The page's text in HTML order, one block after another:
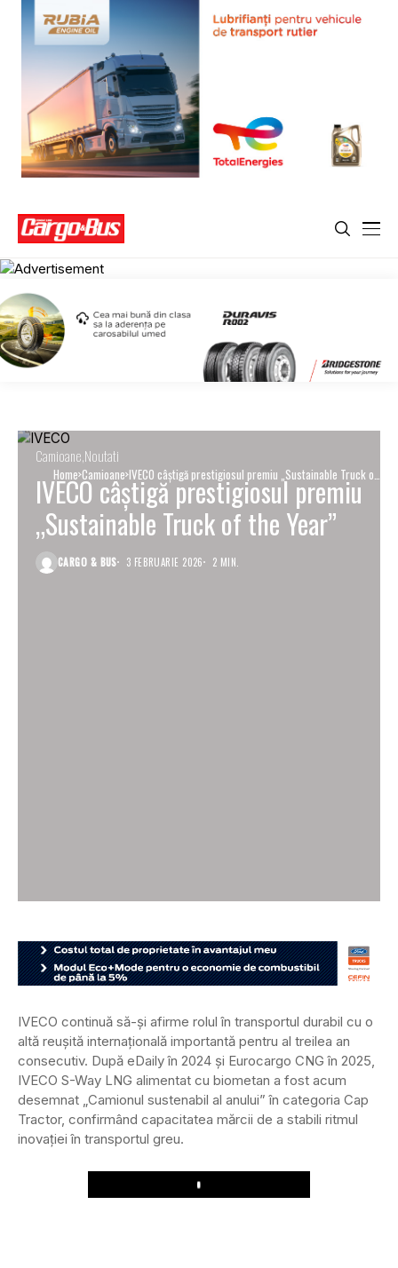
Home Camioane IVECO câștigă prestigiosul premiu „Sustainable Truck of
the Year”
Camioane Noutati
IVECO câștigă prestigiosul premiu
„Sustainable Truck of the Year”
CARGO & BUS 3 FEBRUARIE 2026 2 MIN.
IVECO continuă să-și afirme rolul în transportul durabil cu o
altă reușită internațională importantă pentru al treilea an
consecutiv. După eDaily în 2024 și Eurocargo CNG în 2025,
IVECO S-Way LNG alimentat cu biometan a fost acum
desemnat „Camionul sustenabil al anului” în categoria Cap
Tractor, confirmând capacitatea mărcii de a stabili ritmul
inovației în transportul greu.
Play